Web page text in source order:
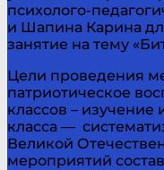
психолого-
и Шапина Карина
занятие на тему
Цели проведения
патриотическое
классов – изучение
класса —
Великой
мероприятий